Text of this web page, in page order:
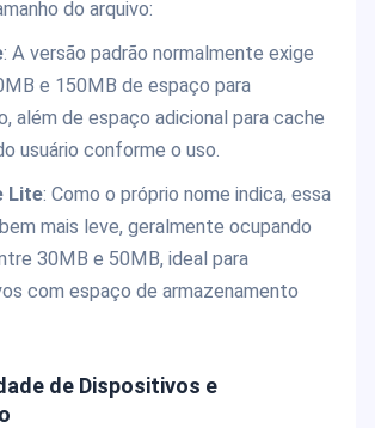
do arquivo:
: A versão padrão normalmente exige
e 150MB de espaço para
além de espaço adicional para cache
usuário conforme o uso.
Lite: Como o próprio nome indica, essa
mais leve, geralmente ocupando
30MB e 50MB, ideal para
com espaço de armazenamento
de Dispositivos e